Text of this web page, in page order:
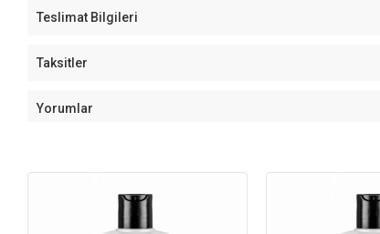
Teslimat Bilgileri
Taksitler
Yorumlar